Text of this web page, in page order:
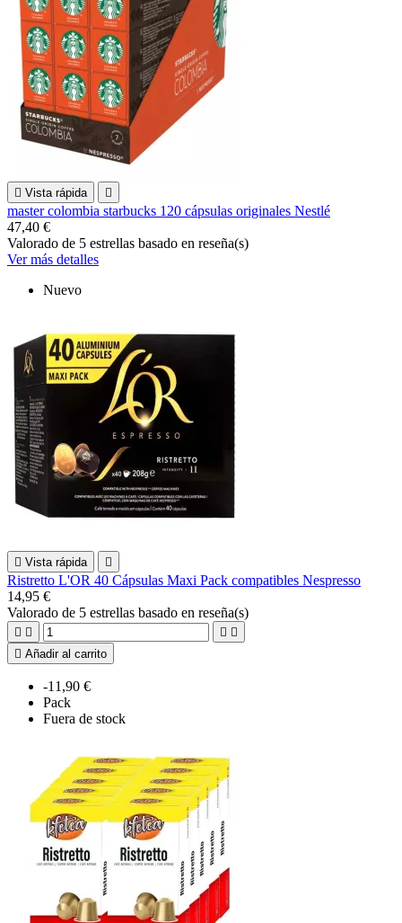
 Vista rápida 
master colombia starbucks 120 cápsulas originales Nestlé
47,40 €
Valorado de 5 estrellas basado en reseña(s)
Ver más detalles
Nuevo
 Vista rápida 
Ristretto L'OR 40 Cápsulas Maxi Pack compatibles Nespresso
14,95 €
Valorado de 5 estrellas basado en reseña(s)
   
 Añadir al carrito
-11,90 €
Pack
Fuera de stock